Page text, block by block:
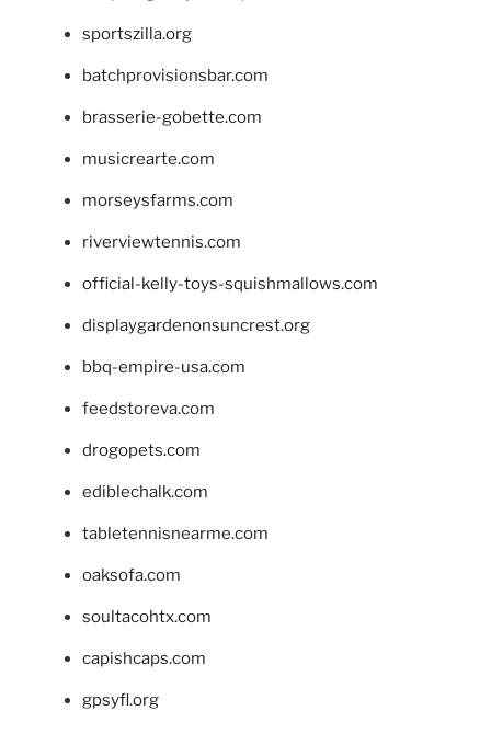
sportszilla.org
batchprovisionsbar.com
brasserie-gobette.com
musicrearte.com
morseysfarms.com
riverviewtennis.com
official-kelly-toys-squishmallows.com
displaygardenonsuncrest.org
bbq-empire-usa.com
feedstoreva.com
drogopets.com
ediblechalk.com
tabletennisnearme.com
oaksofa.com
soultacohtx.com
capishcaps.com
gpsyfl.org